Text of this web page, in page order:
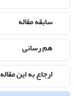
سابقه مقاله
هم رسانی
ارجاع به این مقاله